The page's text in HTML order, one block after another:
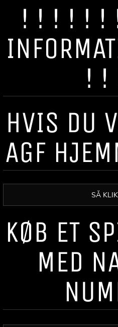
! ! ! ! ! !
! !
HVIS DU
AGF
SÅ
KØB ET
MED